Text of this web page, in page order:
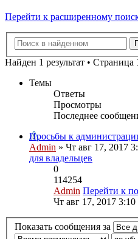
Перейти к расширенному
Найден 1 результат • Страница
Темы
Ответы
Просмотры
Последнее
Просьбы к
Admin » Чт авг 17, 2017
для владельцев
0
114254
Admin Перейти к
Чт авг 17, 2017 3:10
Показать сообщения за